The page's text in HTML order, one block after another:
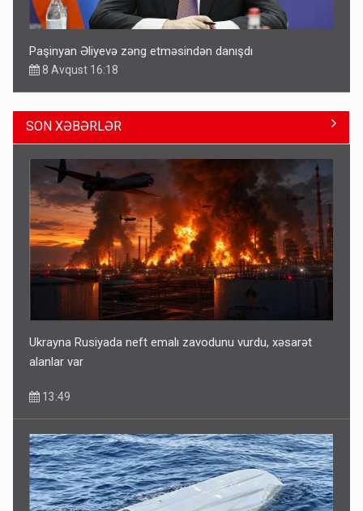
Paşinyan Əliyevə zəng etməsindən danışdı
8 Avqust 16:18
Fırıldaqçıların yeni silahı: Süni intellekt - Bunları etməzdən
əvvəl diqqətli olun
SON XƏBƏRLƏR
Ukrayna Rusiyada neft emalı zavodunu vurdu, xəsarət
alanlar var
13:49